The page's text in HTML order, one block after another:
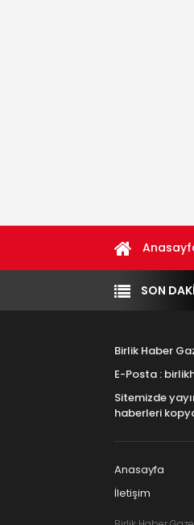
Yazarlar
SON
Birlik Haber
E-Posta :
Sitemizde
haberleri
Anasayfa
İletişim